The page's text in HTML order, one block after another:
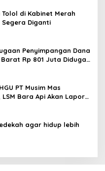
di Kabinet Merah
Segera Diganti
Penyimpangan Dana
Rp 801 Juta Diduga
PT Musim Mas
Bara Api Akan Lapor
PKH
agar hidup lebih